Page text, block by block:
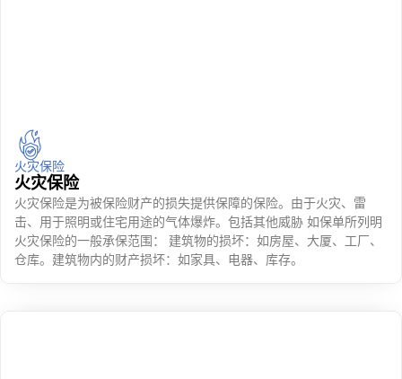
火灾保险
火灾保险
火灾保险是为被保险财产的损失提供保障的保险。由于火灾、雷
击、用于照明或住宅用途的气体爆炸。包括其他威胁 如保单所列明
火灾保险的一般承保范围： 建筑物的损坏：如房屋、大厦、工厂、
仓库。建筑物内的财产损坏：如家具、电器、库存。